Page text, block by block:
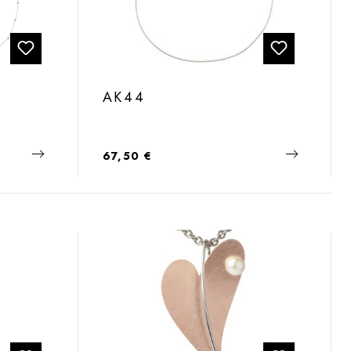
AK44
Regulärer Preis:
67,50 €